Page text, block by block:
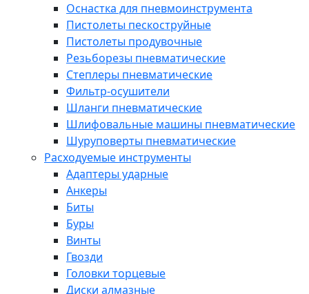
Оснастка для пневмоинструмента
Пистолеты пескоструйные
Пистолеты продувочные
Резьборезы пневматические
Степлеры пневматические
Фильтр-осушители
Шланги пневматические
Шлифовальные машины пневматические
Шуруповерты пневматические
Расходуемые инструменты
Адаптеры ударные
Анкеры
Биты
Буры
Винты
Гвозди
Головки торцевые
Диски алмазные